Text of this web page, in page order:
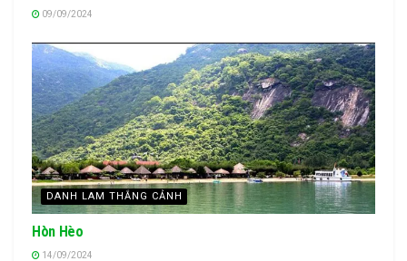
09/09/2024
DANH LAM THẮNG CẢNH
Hòn Hèo
14/09/2024